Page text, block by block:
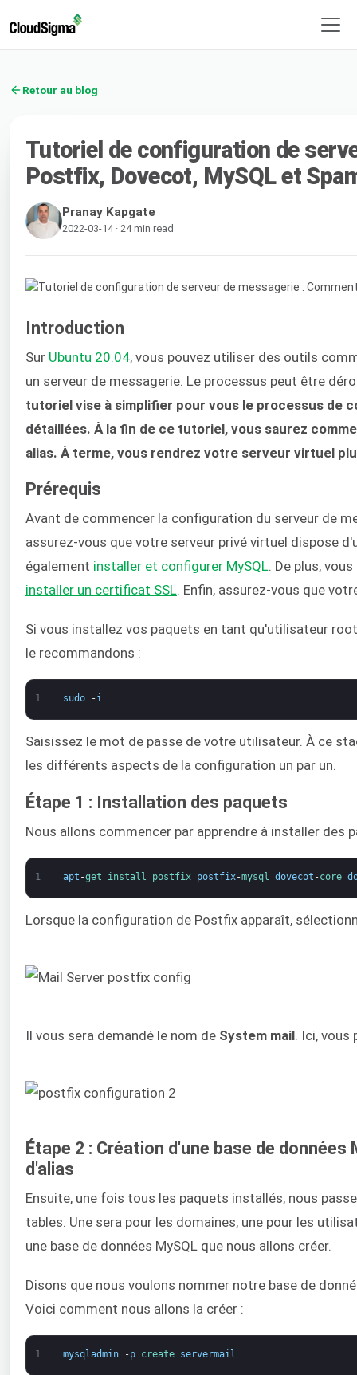
Retour au blog
Tutoriel de configuration de
Postfix, Dovecot, MySQL et
Pranay Kapgate
2022-03-14 · 24 min read
Introduction
Sur Ubuntu 20.04, vous pouvez utiliser des outils
un serveur de messagerie. Le processus peut être
tutoriel vise à simplifier pour vous le processus de
détaillées. À la fin de ce tutoriel, vous saurez
alias. À terme, vous rendrez votre serveur virtuel
Prérequis
Avant de commencer la configuration du serveur de
assurez-vous que votre serveur privé virtuel dispose
également installer et configurer MySQL. De plus,
installer un certificat SSL. Enfin, assurez-vous que
Si vous installez vos paquets en tant qu'utilisateur
le recommandons :
1 sudo -i
Saisissez le mot de passe de votre utilisateur. À ce
les différents aspects de la configuration un par un.
Étape 1 : Installation des paquets
Nous allons commencer par apprendre à installer des
1 apt -get install postfix postfix-mysql dovecot -core
Lorsque la configuration de Postfix apparaît,
Il vous sera demandé le nom de System mail . Ici,
Étape 2 : Création d'une base de
d'alias
Ensuite, une fois tous les paquets installés, nous
tables. Une sera pour les domaines, une pour les
une base de données MySQL que nous allons créer.
Disons que nous voulons nommer notre base de
Voici comment nous allons la créer :
1 mysqladmin -p create servermail